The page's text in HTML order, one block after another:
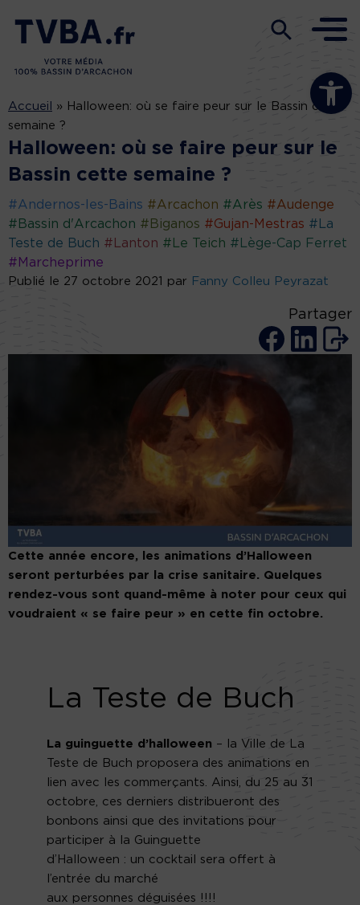
Ouvrir la
Accueil » Halloween: où se faire peur sur le Bassin cette
semaine ?
Halloween: où se faire peur sur le
Bassin cette semaine ?
#Andernos-les-Bains #Arcachon #Arès #Audenge
#Bassin d'Arcachon #Biganos #Gujan-Mestras #La
Teste de Buch #Lanton #Le Teich #Lège-Cap Ferret
#Marcheprime
Publié le 27 octobre 2021 par Fanny Colleu Peyrazat
Partager
Cette année encore, les animations d’Halloween
seront perturbées par la crise sanitaire. Quelques
rendez-vous sont quand-même à noter pour ceux qui
voudraient « se faire peur » en cette fin octobre.
La Teste de Buch
La guinguette d’halloween – la Ville de La
Teste de Buch proposera des animations en
lien avec les commerçants. Ainsi, du 25 au 31
octobre, ces derniers distribueront des
bonbons ainsi que des invitations pour
participer à la Guinguette
d’Halloween : un cocktail sera offert à
l’entrée du marché
aux personnes déguisées !!!!